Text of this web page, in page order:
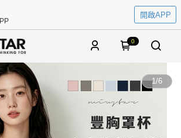
開啟APP
0
1/6